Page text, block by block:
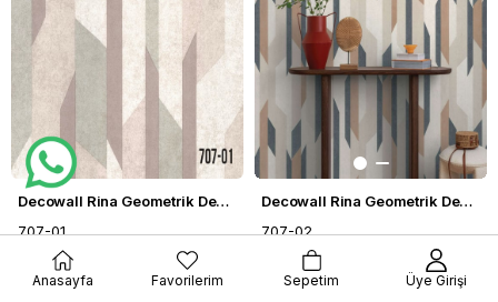
Decowall Rina Geometrik Desenli Duvar Kağıdı 707-01
707-01
$39.50
Decowall Rina Geometrik Desenli Duvar Kağıdı 707-02
707-02
$39.50
Anasayfa Favorilerim Sepetim Üye Girişi